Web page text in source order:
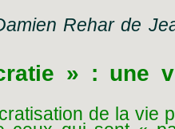
Rehar de
» : une
de la vie